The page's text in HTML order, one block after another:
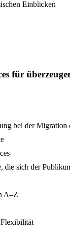
Einblicken
für
bei der
die sich der
A–Z